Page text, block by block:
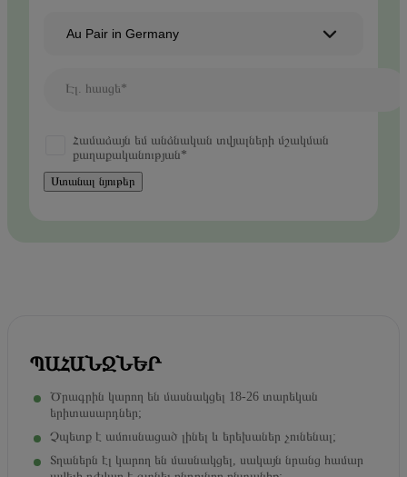
Au Pair in Germany
Էլ. հասցե*
Համաձայն եմ անձնական տվյալների մշակման
քաղաքականության*
Ստանալ նյութեր
ՊԱՀԱՆՋՆԵՐ
Ծրագրին կարող են մասնակցել 18-26 տարեկան
երիտասարդներ;
Չպետք է ամուսնացած լինել և երեխաներ չունենալ;
Տղաներն էլ կարող են մասնակցել, սակայն նրանց համար